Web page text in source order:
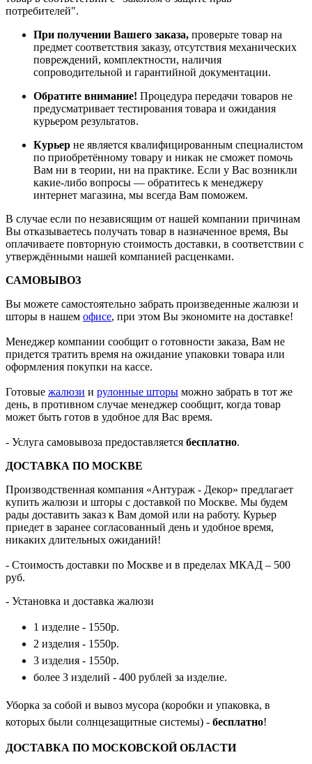
потребителей".
При получении Вашего заказа, проверьте товар на
предмет соответствия заказу, отсутствия механических
повреждений, комплектности, наличия
сопроводительной и гарантийной документации.
Обратите внимание! Процедура передачи товаров не
предусматривает тестирования товара и ожидания
курьером результатов.
Курьер не является квалифицированным специалистом
по приобретённому товару и никак не сможет помочь
Вам ни в теории, ни на практике. Если у Вас возникли
какие-либо вопросы — обратитесь к менеджеру
интернет магазина, мы всегда Вам поможем.
В случае если по независящим от нашей компании причинам
Вы отказываетесь получать товар в назначенное время, Вы
оплачиваете повторную стоимость доставки, в соответствии с
утверждёнными нашей компанией расценками.
САМОВЫВОЗ
Вы можете самостоятельно забрать произведенные жалюзи и
шторы в нашем офисе, при этом Вы экономите на доставке!
Менеджер компании сообщит о готовности заказа, Вам не
придется тратить время на ожидание упаковки товара или
оформления покупки на кассе.
Готовые жалюзи и рулонные шторы можно забрать в тот же
день, в противном случае менеджер сообщит, когда товар
может быть готов в удобное для Вас время.
- Услуга самовывоза предоставляется бесплатно.
ДОСТАВКА ПО МОСКВЕ
Производственная компания «Антураж - Декор» предлагает
купить жалюзи и шторы с доставкой по Москве. Мы будем
рады доставить заказ к Вам домой или на работу. Курьер
приедет в заранее согласованный день и удобное время,
никаких длительных ожиданий!
- Стоимость доставки по Москве и в пределах МКАД – 500
руб.
- Установка и доставка жалюзи
1 изделие - 1550р.
2 изделия - 1550р.
3 изделия - 1550р.
более 3 изделий - 400 рублей за изделие.
Уборка за собой и вывоз мусора (коробки и упаковка, в
которых были солнцезащитные системы) - бесплатно!
ДОСТАВКА ПО МОСКОВСКОЙ ОБЛАСТИ